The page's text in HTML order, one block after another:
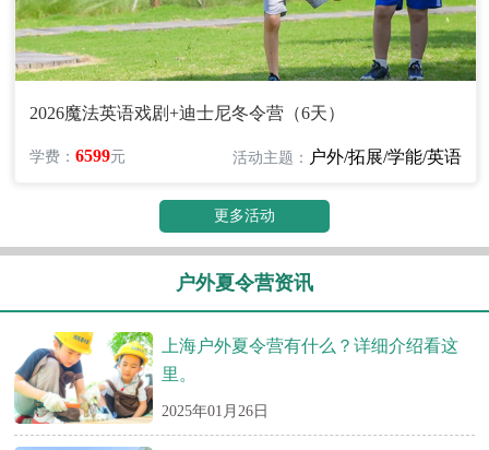
2026魔法英语戏剧+迪士尼冬令营（6天）
学费：6599元 活动主题： 户外/拓展/学能/英语
更多活动
户外夏令营资讯
上海户外夏令营有什么？详细介绍看这
里。
2025年01月26日